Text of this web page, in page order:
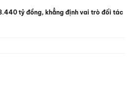
tỷ đồng, khẳng định vai trò đối tác